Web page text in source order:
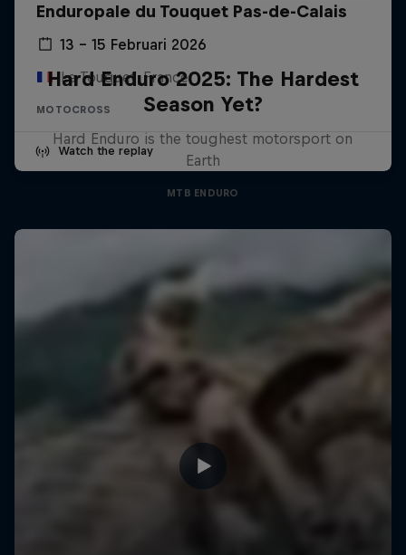
Enduropale du Touquet Pas-de-Calais
13 – 15 Februari 2026
Le Touquet, France
MOTOCROSS
Watch the replay
Hard Enduro 2025: The Hardest
Season Yet?
Hard Enduro is the toughest motorsport on
Earth
MTB ENDURO